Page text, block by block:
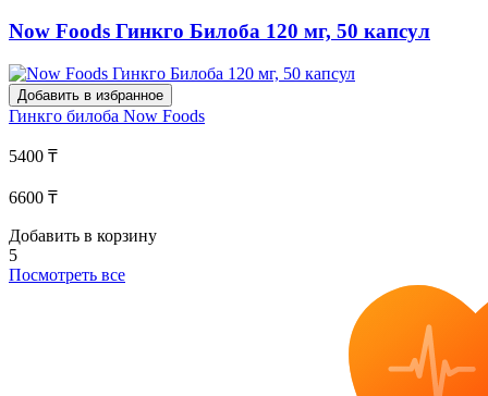
Now Foods Гинкго Билоба 120 мг, 50 капсул
Добавить в избранное
Гинкго билоба Now Foods
5400 ₸
6600 ₸
Добавить в корзину
5
Посмотреть все